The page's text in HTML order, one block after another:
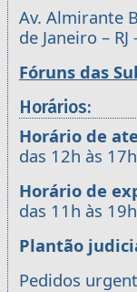
Av. Almirante
de Janeiro –
Fóruns das
Horários:
Horário de
das 12h às 17h
Horário de
das 11h às 19h
Plantão
Pedidos